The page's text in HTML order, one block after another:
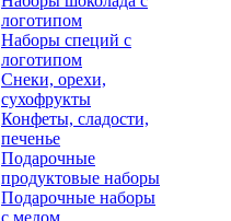
логотипом
Наборы специй с
логотипом
Снеки, орехи,
сухофрукты
Конфеты, сладости,
печенье
Подарочные
продуктовые наборы
Подарочные наборы
с медом